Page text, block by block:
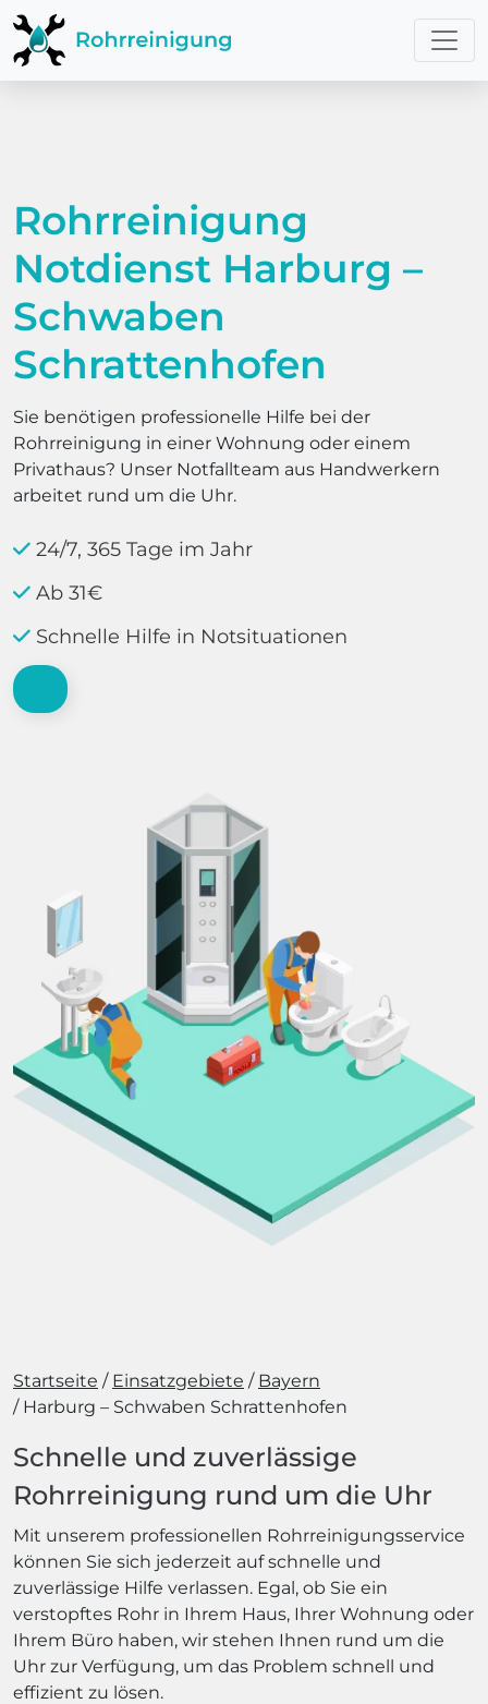
Rohrreinigung
Notdienst Harburg –
Schwaben
Schrattenhofen
Sie benötigen professionelle Hilfe bei der
Rohrreinigung in einer Wohnung oder einem
Privathaus? Unser Notfallteam aus Handwerkern
arbeitet rund um die Uhr.
24/7, 365 Tage im Jahr
Ab 31€
Schnelle Hilfe in Notsituationen
Startseite Einsatzgebiete
Bayern
Harburg – Schwaben Schrattenhofen
Schnelle und zuverlässige
Rohrreinigung rund um die Uhr
Mit unserem professionellen Rohrreinigungsservice
können Sie sich jederzeit auf schnelle und
zuverlässige Hilfe verlassen. Egal, ob Sie ein
verstopftes Rohr in Ihrem Haus, Ihrer Wohnung oder
Ihrem Büro haben, wir stehen Ihnen rund um die
Uhr zur Verfügung, um das Problem schnell und
effizient zu lösen.